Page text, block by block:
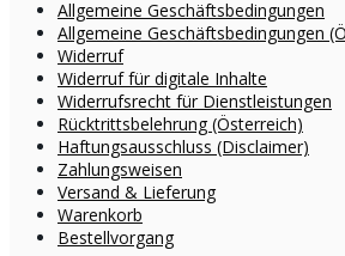
Allgemeine Geschäftsbedingungen
Allgemeine Geschäftsbedingungen
Widerruf
Widerruf für digitale Inhalte
Widerrufsrecht für Dienstleistungen
Rücktrittsbelehrung (Österreich)
Haftungsausschluss (Disclaimer)
Zahlungsweisen
Versand & Lieferung
Warenkorb
Bestellvorgang